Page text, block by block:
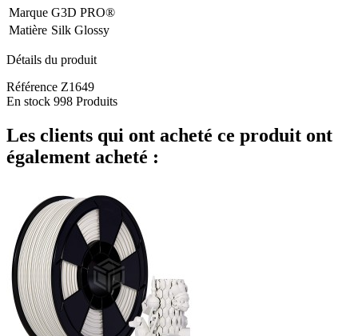
Marque G3D PRO®
Matière Silk Glossy
Détails du produit
Référence Z1649
En stock 998 Produits
Les clients qui ont acheté ce produit ont
également acheté :